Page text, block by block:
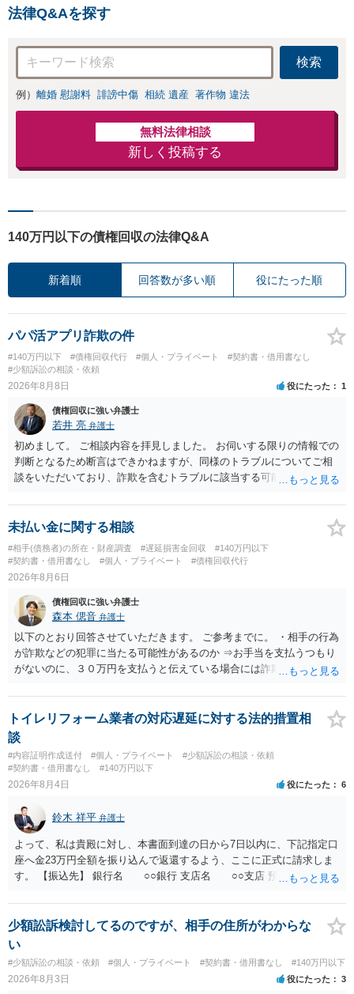
法律Q&Aを探す
検索
例） 離婚 慰謝料 誹謗中傷 相続 遺産 著作物 違法
無料法律相談
新しく投稿する
140万円以下の債権回収の法律Q&A
新着順 回答数が多い順 役にたった順
パパ活アプリ詐欺の件
#140万円以下 #債権回収代行 #個人・プライベート
#契約書・借用書なし
#少額訴訟の相談・依頼
2026年8月8日 役にたった 1
債権回収に強い弁護士
若井 亮 弁護士
初めまして。 ご相談内容を拝見しました。 お伺いする限りの情報での
判断となるため断言はできかねますが、同様のトラブルについてご相
談をいただいており、詐欺を含むトラブルに該当する可能性があるで
ります。 お金を渡した方法が現金手渡しではなく、指定口座への振込
であるならば、相手方の身元を特定できる可能性もあるでしょう。 い
ずれにせよ、まずは速やかに最寄りの警察署に被害相談に行くことを
お勧めします。
未払い金に関する相談
#相手(債務者)の所在・財産調査 #遅延損害金回収
#140万円以下
#契約書・借用書なし
#個人・プライベート #債権回収代行
2026年8月6日
債権回収に強い弁護士
森本 偲音 弁護士
以下のとおり回答させていただきます。 ご参考までに。 ・相手の行為
が詐欺などの犯罪に当たる可能性があるのか ⇒お手当を支払うつもり
がないのに、３０万円を支払うと伝えている場合には詐欺罪に該当す
段が取れるのか ⇒契約に基づく履行請求として３０万円を請求するこ
とが考えられますが、 パパ活の契約は、売春防止法に抵触する契約
であるため、公序良俗に反する契約として 民法上無効（民法９０
条）となるため、相手方に請求できない可能性が高いです。 ・相手の
氏名や住所が分からない状態でも対応可能なのか ⇒訴訟等の裁判上の
手続を利用する場合には、原則として相手方の住所・氏名を把握して
トイレリフォーム業者の対応遅延に対する法的措置相
談
#内容証明作成送付 #個人・プライベート
#少額訴訟の相談・依頼
#契約書・借用書なし
#140万円以下
2026年8月4日 役にたった 6
鈴木 祥平 弁護士
よって、私は貴殿に対し、本書面到達の日から7日以内に、下記指定口
座へ金23万円全額を振り込んで返還するよう、ここに正式に請求しま
す。 【振込先】 銀行名 ○○銀行 支店名 ○○支店 預金種別 普通
されない場合には、貴殿には任意に返金する意思がないものと判断
し、やむを得ず、返還金23万円及びこれに対する遅延損害金の支払い
を求める民事訴訟、支払督促その他必要な法的手続を直ちに講じま
いても併せて請求する予定ですので、あらかじめ申し添えます。 本件
は、貴殿自らが契約を解約したことによって生じた返還義務の履行を
少額訟訴検討してるのですが、相手の住所がわからな
い
#少額訴訟の相談・依頼 #個人・プライベート #契約書・借用書なし #140万円以下
2026年8月3日 役にたった 3